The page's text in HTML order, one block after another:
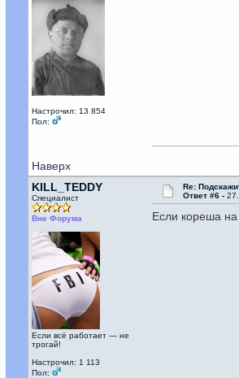
Настрочил: 13 854
Пол:
Наверх
KILL_TEDDY
Специалист
Вне Форума
Если всё работает — не
трогай!
Настрочил: 1 113
Пол:
Re:
Ответ #6 -
Если кореша